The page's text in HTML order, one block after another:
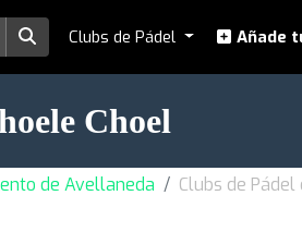
Clubs de Pádel Añade
Choel
de Avellaneda Clubs de Pádel